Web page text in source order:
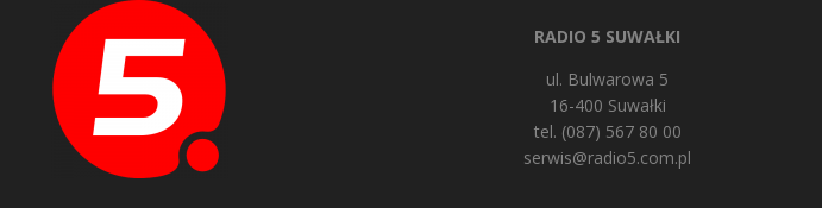
RADIO 5 SUWAŁKI
ul. Bulwarowa 5
16-400 Suwałki
tel. (087) 567 80 00
serwis@radio5.com.pl